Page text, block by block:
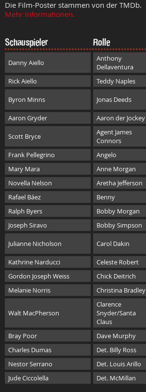
Die Film-Poster stammen von der TMDb.
Mehr Informationen.
Schauspieler Rolle
Danny Aiello
Anthony
Dellaventura
Rick Aiello
Teddy Naples
Byron Minns Jonas Deeds
Aaron Gryder
Aaron der Jockey
Scott Bryce
Agent James
Connors
Frank Pellegrino Angelo
Mary Mara
Anne Morgan
Novella Nelson
Aretha Jefferson
Rafael Báez
Benny
Ralph Byers
Bobby Morgan
Joseph Siravo
Bobby Simpson
Julianne Nicholson Carol Dakin
Kathrine Narducci
Celeste Robert
Gordon Joseph Weiss
Chick Deitrich
Melanie Norris
Christina Bradley
Walt MacPherson
Clarence
Snyder/Santa
Claus
Bray Poor Dave Murphy
Charles Dumas
Det. Billy Ross
Nestor Serrano
Det. Louis Arillo
Jude Ciccolella
Det. McMillan